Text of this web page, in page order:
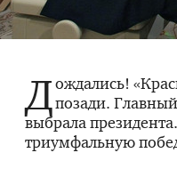
Дождались!
позади.
выбрала
триумфальную